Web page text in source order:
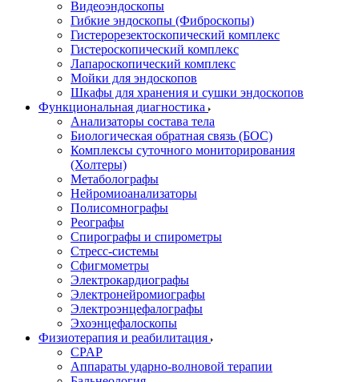
Видеоэндоскопы
Гибкие эндоскопы (Фиброcкопы)
Гистерорезектоскопический комплекс
Гистероскопический комплекс
Лапароскопический комплекс
Мойки для эндоскопов
Шкафы для хранения и сушки эндоскопов
Функциональная диагностика
Анализаторы состава тела
Биологическая обратная связь (БОС)
Комплексы суточного мониторирования
(Холтеры)
Метаболографы
Нейромиоанализаторы
Полисомнографы
Реографы
Спирографы и спирометры
Стресс-системы
Сфигмометры
Электрокардиографы
Электронейромиографы
Электроэнцефалографы
Эхоэнцефалоскопы
Физиотерапия и реабилитация
CPAP
Аппараты ударно-волновой терапии